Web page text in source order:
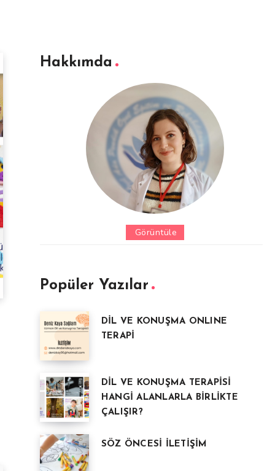
Hakkımda
Görüntüle
Popüler Yazılar
DİL VE KONUŞMA ONLINE
TERAPİ
DİL VE KONUŞMA TERAPİSİ
HANGİ ALANLARLA BİRLİKTE
ÇALIŞIR?
SÖZ ÖNCESİ İLETİŞİM